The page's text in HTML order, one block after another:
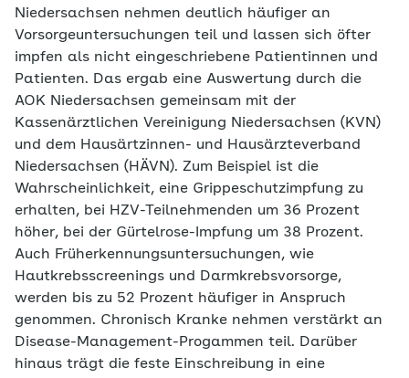
Niedersachsen nehmen deutlich häufiger an
Vorsorgeuntersuchungen teil und lassen sich öfter
impfen als nicht eingeschriebene Patientinnen und
Patienten. Das ergab eine Auswertung durch die
AOK Niedersachsen gemeinsam mit der
Kassenärztlichen Vereinigung Niedersachsen (KVN)
und dem Hausärtzinnen- und Hausärzteverband
Niedersachsen (HÄVN). Zum Beispiel ist die
Wahrscheinlichkeit, eine Grippeschutzimpfung zu
erhalten, bei HZV-Teilnehmenden um 36 Prozent
höher, bei der Gürtelrose-Impfung um 38 Prozent.
Auch Früherkennungsuntersuchungen, wie
Hautkrebsscreenings und Darmkrebsvorsorge,
werden bis zu 52 Prozent häufiger in Anspruch
genommen. Chronisch Kranke nehmen verstärkt an
Disease-Management-Progammen teil. Darüber
hinaus trägt die feste Einschreibung in eine